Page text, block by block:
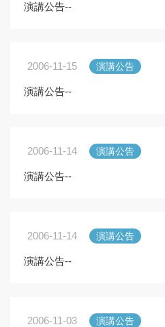
演講公告--
2006-11-15 演講公告
演講公告--
2006-11-14 演講公告
演講公告--
2006-11-14 演講公告
演講公告--
2006-11-03 演講公告